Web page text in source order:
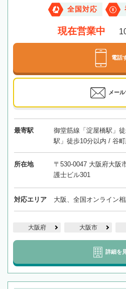
全国対応
現在営業中
電話
メー
最寄駅
御堂筋線「淀屋橋駅」
駅」徒歩10分以内 / 谷
所在地
〒530-0047 大阪府大阪
護士ビル301
対応エリア 大阪、全国オンライン
大阪府 大阪市
詳細を